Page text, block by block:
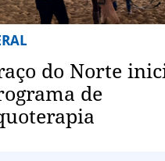
do Norte
de